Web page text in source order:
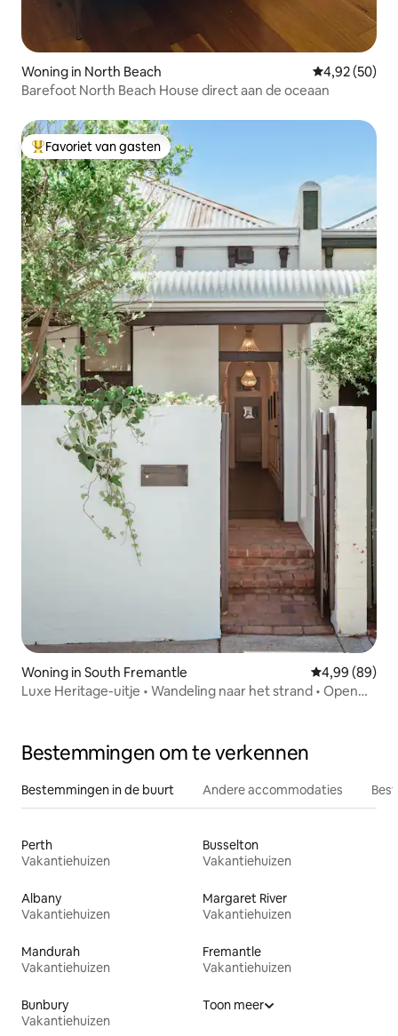
Woning in North Beach Gemiddelde
4,92 (50)
Barefoot North Beach House direct aan de oceaan
Topfavoriet van gasten
Favoriet van gasten
Woning in South Fremantle Gemiddelde
4,99 (89)
Luxe Heritage-uitje • Wandeling naar het strand • Open
Bestemmingen om te verkennen
Bestemmingen in de buurt Andere accommodaties
Perth
Vakantiehuizen
Busselton
Vakantiehuizen
Albany
Vakantiehuizen
Margaret River
Vakantiehuizen
Mandurah
Vakantiehuizen
Fremantle
Vakantiehuizen
Bunbury
Vakantiehuizen
Toon meer